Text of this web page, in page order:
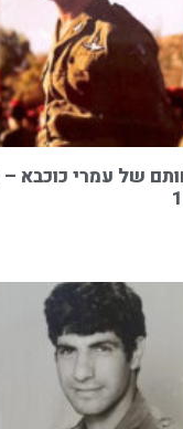
של עמרי כוכבא